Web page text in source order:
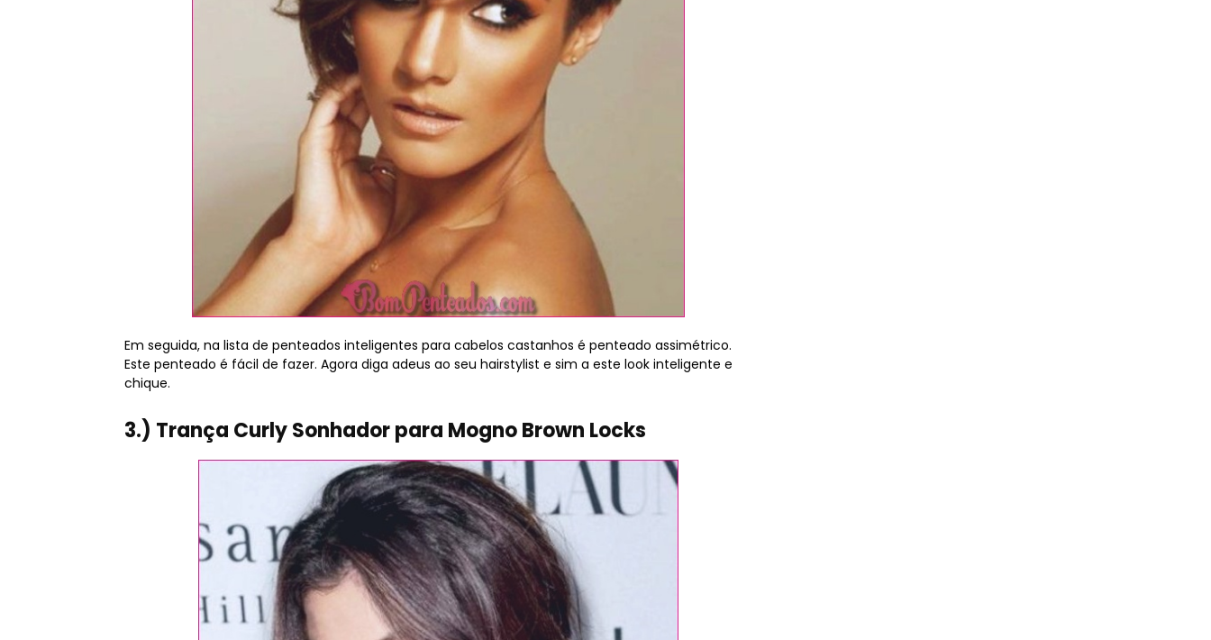
Em seguida, na lista de penteados inteligentes para cabelos castanhos é penteado assimétrico.
Este penteado é fácil de fazer. Agora diga adeus ao seu hairstylist e sim a este look inteligente e
chique.
3.) Trança Curly Sonhador para Mogno Brown Locks